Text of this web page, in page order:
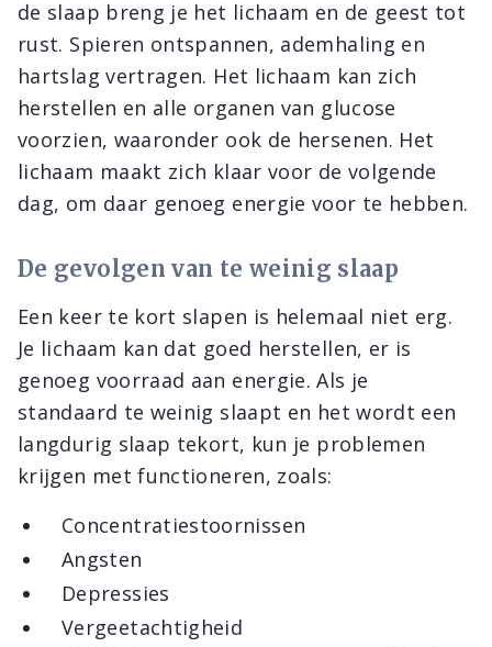
de slaap breng je het lichaam en de geest tot
rust. Spieren ontspannen, ademhaling en
hartslag vertragen. Het lichaam kan zich
herstellen en alle organen van glucose
voorzien, waaronder ook de hersenen. Het
lichaam maakt zich klaar voor de volgende
dag, om daar genoeg energie voor te hebben.
De gevolgen van te weinig slaap
Een keer te kort slapen is helemaal niet erg.
Je lichaam kan dat goed herstellen, er is
genoeg voorraad aan energie. Als je
standaard te weinig slaapt en het wordt een
langdurig slaap tekort, kun je problemen
krijgen met functioneren, zoals:
Concentratiestoornissen
Angsten
Depressies
Vergeetachtigheid